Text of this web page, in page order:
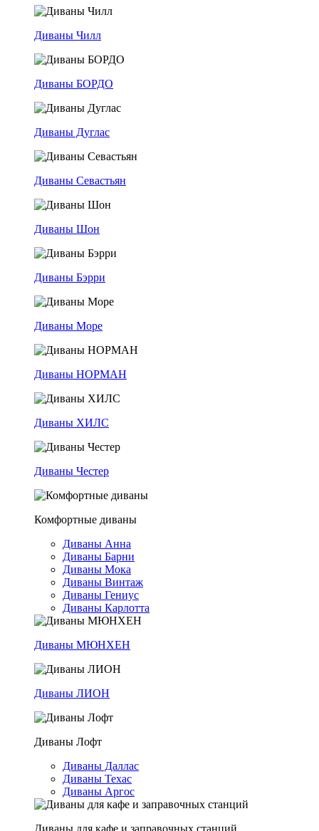
Диваны Чилл
Диваны БОРДО
Диваны Дуглас
Диваны Севастьян
Диваны Шон
Диваны Бэрри
Диваны Море
Диваны НОРМАН
Диваны ХИЛС
Диваны Честер
Комфортные диваны
Диваны Анна
Диваны Барни
Диваны Мока
Диваны Винтаж
Диваны Гениус
Диваны Карлотта
Диваны МЮНХЕН
Диваны ЛИОН
Диваны Лофт
Диваны Даллас
Диваны Техас
Диваны Аргос
Диваны для кафе и заправочных станций